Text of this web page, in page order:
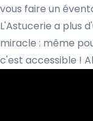
vous faire un
L'Astucerie a plus
miracle : même
c'est accessible !